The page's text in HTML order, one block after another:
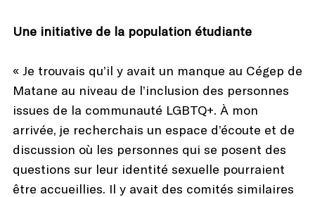
Une initiative de la population étudiante
« Je trouvais qu’il y avait un manque au Cégep de
Matane au niveau de l’inclusion des personnes
issues de la communauté LGBTQ+. À mon
arrivée, je recherchais un espace d’écoute et de
discussion où les personnes qui se posent des
questions sur leur identité sexuelle pourraient
être accueillies. Il y avait des comités similaires